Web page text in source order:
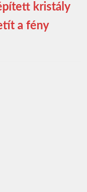
kristály
a fény